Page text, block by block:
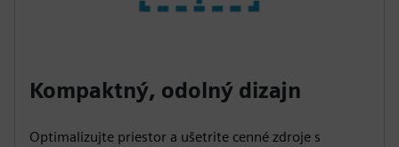
Kompaktný, odolný dizajn
Optimalizujte priestor a ušetrite cenné zdroje s